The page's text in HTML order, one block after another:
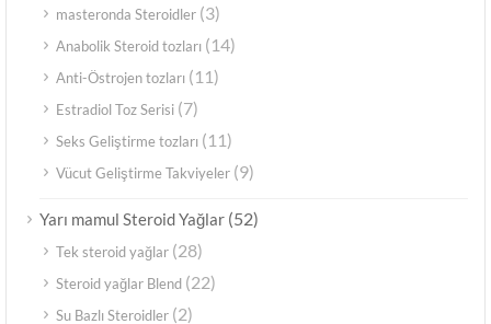
masteronda Steroidler (3)
Anabolik Steroid tozları (14)
Anti-Östrojen tozları (11)
Estradiol Toz Serisi (7)
Seks Geliştirme tozları (11)
Vücut Geliştirme Takviyeler (9)
Yarı mamul Steroid Yağlar (52)
Tek steroid yağlar (28)
Steroid yağlar Blend (22)
Su Bazlı Steroidler (2)